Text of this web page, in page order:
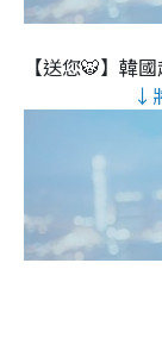
【送您🐯】韓
↓